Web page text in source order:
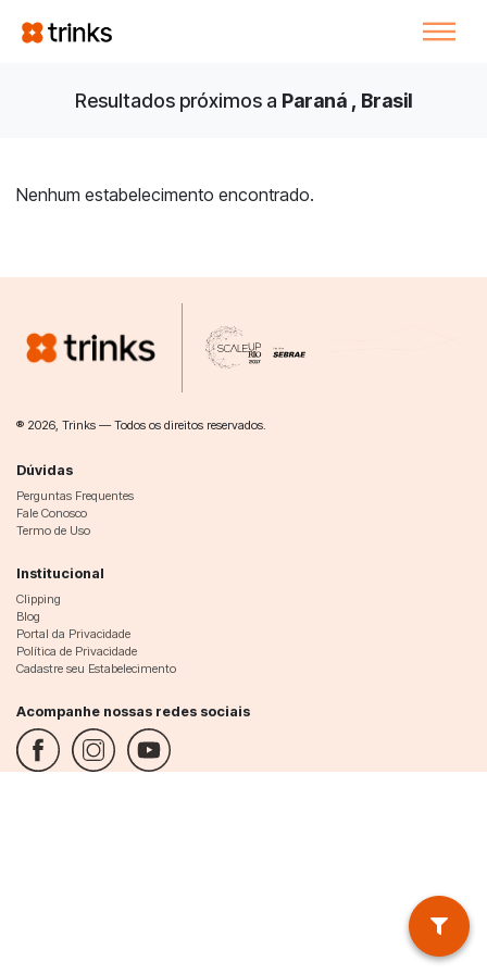
Resultados próximos a Paraná , Brasil
Nenhum estabelecimento encontrado.
® 2026, Trinks — Todos os direitos reservados.
Dúvidas
Perguntas Frequentes
Fale Conosco
Termo de Uso
Institucional
Clipping
Blog
Portal da Privacidade
Política de Privacidade
Cadastre seu Estabelecimento
Acompanhe nossas redes sociais